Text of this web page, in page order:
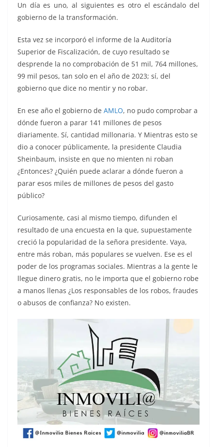
Un día es uno, al siguientes es otro el escándalo del
gobierno de la transformación.
Esta vez se incorporó el informe de la Auditoría
Superior de Fiscalización, de cuyo resultado se
desprende la no comprobación de 51 mil, 764 millones,
99 mil pesos, tan solo en el año de 2023; sí, del
gobierno que dice no mentir y no robar.
En ese año el gobierno de AMLO, no pudo comprobar a
dónde fueron a parar 141 millones de pesos
diariamente. Sí, cantidad millonaria. Y Mientras esto se
dio a conocer públicamente, la presidente Claudia
Sheinbaum, insiste en que no mienten ni roban
¿Entonces? ¿Quién puede aclarar a dónde fueron a
parar esos miles de millones de pesos del gasto
público?
Curiosamente, casi al mismo tiempo, difunden el
resultado de una encuesta en la que, supuestamente
creció la popularidad de la señora presidente. Vaya,
entre más roban, más populares se vuelven. Ese es el
poder de los programas sociales. Mientras a la gente le
llegue dinero gratis, no le importa que el gobierno robe
a manos llenas ¿Los responsables de los robos, fraudes
o abusos de confianza? No existen.